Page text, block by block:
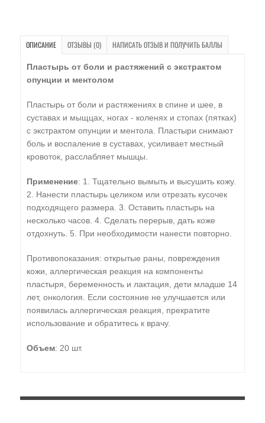
ОПИСАНИЕ ОТЗЫВЫ (0) НАПИСАТЬ ОТЗЫВ И ПОЛУЧИТЬ БАЛЛЫ
Пластырь от боли и растяжений с экстрактом
опунции и ментолом
Пластырь от боли и растяжениях в спине и шее, в
суставах и мыщцах, ногах - коленях и стопах (пятках)
с экстрактом опунции и ментола. Пластыри снимают
боль и воспаление в суставах, усиливает местный
кровоток, расслабляет мышцы.
Применение: 1. Тщательно вымыть и высушить кожу.
2. Нанести пластырь целиком или отрезать кусочек
подходящего размера. 3. Оставить пластырь на
несколько часов. 4. Сделать перерыв, дать коже
отдохнуть. 5. При необходимости нанести повторно.
Противопоказания: открытые раны, повреждения
кожи, аллергическая реакция на компоненты
пластыря, беременность и лактация, дети младше 14
лет, онкология. Если состояние не улучшается или
появилась аллергическая реакция, прекратите
использование и обратитесь к врачу.
Объем: 20 шт.